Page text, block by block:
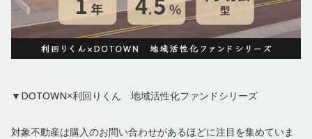
▼DOTOWN×利回りくん 地域活性化ファンドシリーズ
対象不動産は購入のお問い合わせがあるほどに注目を集めていま